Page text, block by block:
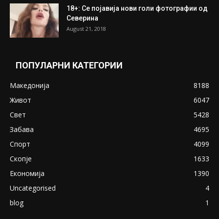
18+: Се појавија нови голи фотографии од
Северина
August 21, 2018
ПОПУЛАРНИ КАТЕГОРИИ
Македонија
8188
Живот
6047
Свет
5428
Забава
4695
Спорт
4099
Скопје
1633
Економија
1390
Uncategorised
4
blog
1